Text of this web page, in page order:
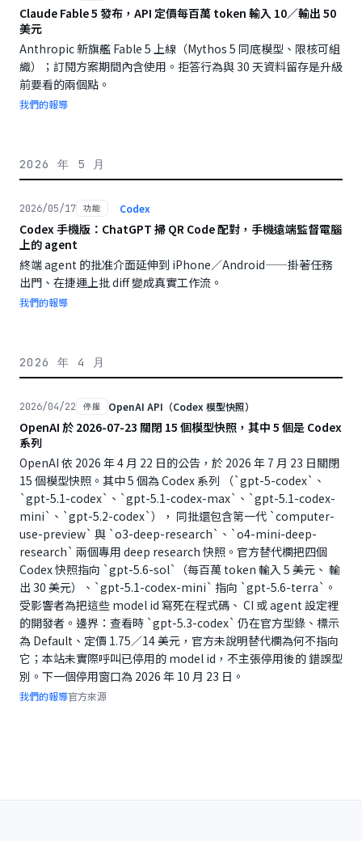
Claude Fable 5 發布，API 定價每百萬 token 輸入 10／輸出 50
美元
Anthropic 新旗艦 Fable 5 上線（Mythos 5 同底模型、限核可組
織）；訂閱方案期間內含使用。拒答行為與 30 天資料留存是升級
前要看的兩個點。
我們的報導
2026 年 5 月
2026/05/17 功能 Codex
Codex 手機版：ChatGPT 掃 QR Code 配對，手機遠端監督電腦
上的 agent
終端 agent 的批准介面延伸到 iPhone／Android——掛著任務
出門、在捷運上批 diff 變成真實工作流。
我們的報導
2026 年 4 月
2026/04/22 停服 OpenAI API（Codex 模型快照）
OpenAI 於 2026-07-23 關閉 15 個模型快照，其中 5 個是 Codex
系列
OpenAI 依 2026 年 4 月 22 日的公告，於 2026 年 7 月 23 日關閉
15 個模型快照。其中 5 個為 Codex 系列 （`gpt-5-codex`、
`gpt-5.1-codex`、`gpt-5.1-codex-max`、`gpt-5.1-codex-
mini`、`gpt-5.2-codex`）， 同批還包含第一代 `computer-
use-preview` 與 `o3-deep-research`、`o4-mini-deep-
research` 兩個專用 deep research 快照。官方替代欄把四個
Codex 快照指向 `gpt-5.6-sol`（每百萬 token 輸入 5 美元、 輸
出 30 美元）、`gpt-5.1-codex-mini` 指向 `gpt-5.6-terra`。
受影響者為把這些 model id 寫死在程式碼、 CI 或 agent 設定裡
的開發者。邊界：查看時 `gpt-5.3-codex` 仍在官方型錄、標示
為 Default、定價 1.75／14 美元，官方未說明替代欄為何不指向
它；本站未實際呼叫已停用的 model id，不主張停用後的 錯誤型
別。下一個停用窗口為 2026 年 10 月 23 日。
我們的報導官方來源